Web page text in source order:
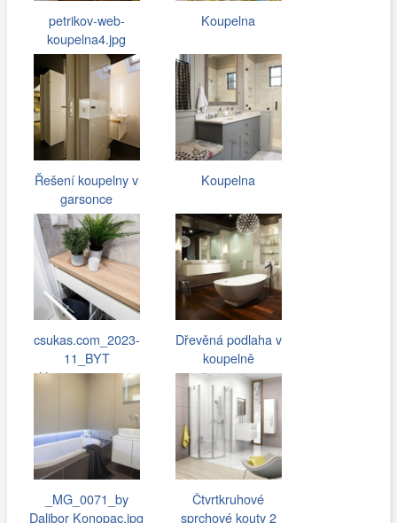
petrikov-web-
koupelna4.jpg
Koupelna
Řešení koupelny v
garsonce
Koupelna
csukas.com_2023-
11_BYT
Hostivar_066.jpg
Dřevěná podlaha v
koupelně
_MG_0071_by
Dalibor Konopac.jpg
Čtvrtkruhové
sprchové kouty 2